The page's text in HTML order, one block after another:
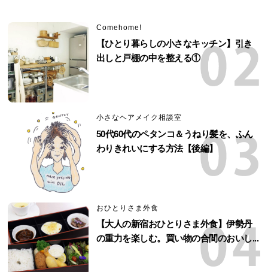
Comehome!
【ひとり暮らしの小さなキッチン】引き
出しと戸棚の中を整える①
小さなヘアメイク相談室
50代60代のペタンコ＆うねり髪を、ふん
わりきれいにする方法【後編】
おひとりさま外食
【大人の新宿おひとりさま外食】伊勢丹
の重力を楽しむ。買い物の合間のおいし...